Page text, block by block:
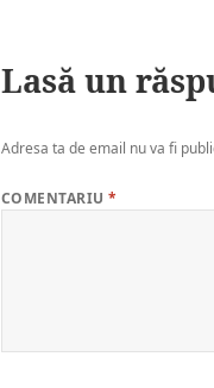
Lasă un
Adresa ta de email nu va fi
COMENTARIU*